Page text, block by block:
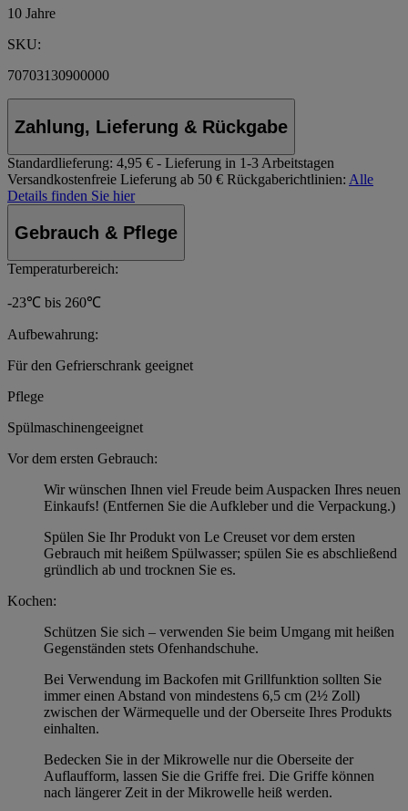
10 Jahre
SKU:
70703130900000
Zahlung, Lieferung & Rückgabe
Standardlieferung: 4,95 € - Lieferung in 1-3 Arbeitstagen
Versandkostenfreie Lieferung ab 50 € Rückgaberichtlinien: Alle
Details finden Sie hier
Gebrauch & Pflege
Temperaturbereich:
-23℃ bis 260℃
Aufbewahrung:
Für den Gefrierschrank geeignet
Pflege
Spülmaschinengeeignet
Vor dem ersten Gebrauch:
Wir wünschen Ihnen viel Freude beim Auspacken Ihres neuen
Einkaufs! (Entfernen Sie die Aufkleber und die Verpackung.)
Spülen Sie Ihr Produkt von Le Creuset vor dem ersten
Gebrauch mit heißem Spülwasser; spülen Sie es abschließend
gründlich ab und trocknen Sie es.
Kochen:
Schützen Sie sich – verwenden Sie beim Umgang mit heißen
Gegenständen stets Ofenhandschuhe.
Bei Verwendung im Backofen mit Grillfunktion sollten Sie
immer einen Abstand von mindestens 6,5 cm (2½ Zoll)
zwischen der Wärmequelle und der Oberseite Ihres Produkts
einhalten.
Bedecken Sie in der Mikrowelle nur die Oberseite der
Auflaufform, lassen Sie die Griffe frei. Die Griffe können
nach längerer Zeit in der Mikrowelle heiß werden.